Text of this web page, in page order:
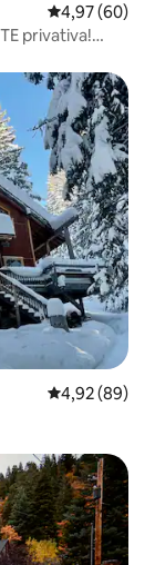
4,97 de uma
4,97 (60)
privativa!
4,92 de uma
4,92 (89)